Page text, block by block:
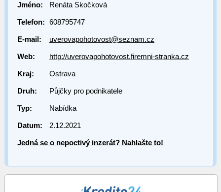
Jméno: Renáta Skočková
Telefon: 608795747
E-mail: uverovapohotovost@seznam.cz
Web: http://uverovapohotovost.firemni-stranka.cz
Kraj: Ostrava
Druh: Půjčky pro podnikatele
Typ: Nabídka
Datum: 2.12.2021
Jedná se o nepoctivý inzerát? Nahlašte to!